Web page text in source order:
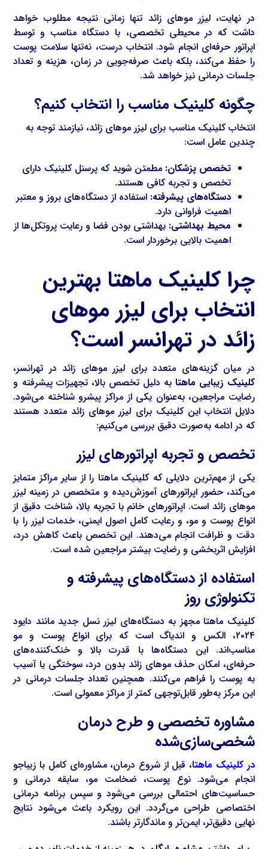
در نهایت، لیزر موهای زائد تنها زمانی نتیجه مطلوب خواهد
داشت که در محیطی تخصصی، با دستگاه مناسب و توسط
اپراتور حرفه‌ای انجام شود. انتخاب درست، نه‌تنها سلامت پوست
را حفظ می‌کند، بلکه باعث صرفه‌جویی در زمان، هزینه و تعداد
جلسات درمانی نیز خواهد شد.
چگونه کلینیک مناسب را انتخاب کنیم؟
انتخاب کلینیک مناسب برای لیزر موهای زائد، نیازمند توجه به
چندین عامل است:
تخصص پزشکان: مطمئن شوید که پرسنل کلینیک دارای
تخصص و تجربه کافی هستند.
دستگاه‌های پیشرفته: استفاده از دستگاه‌های بروز و معتبر
اهمیت فراوانی دارد.
محیط بهداشتی: بهداشتی بودن فضا و رعایت پروتکل‌ها از
اهمیت بالایی برخوردار است.
چرا کلینیک ماهتا بهترین
انتخاب برای لیزر موهای
زائد در تهرانسر است؟
در میان گزینه‌های متعدد برای لیزر موهای زائد در تهرانسر،
کلینیک زیبایی ماهتابه دلیل تخصص بالا، تجهیزات پیشرفته و
رضایت مراجعین، به‌عنوان یکی از مراکز پیشرو شناخته می‌شود.
دلایل انتخاب این کلینیک برای لیزر موهای زائد متعدد هستند
که در ادامه به‌صورت دقیق بررسی می‌کنیم:
تخصص و تجربه اپراتورهای لیزر
یکی از مهم‌ترین دلایلی که کلینیک ماهتا را از سایر مراکز متمایز
می‌کند، حضور اپراتورهای آموزش‌دیده و متخصص در زمینه لیزر
موهای زائد است. اپراتورهای خانم با تجربه بالا، شناخت دقیق از
انواع پوست و مو، و رعایت کامل اصول ایمنی، خدمات لیزر را با
دقت و ظرافت انجام می‌دهند. این تخصص باعث کاهش درد،
افزایش اثربخشی و رضایت بیشتر مراجعین شده است.
استفاده از دستگاه‌های پیشرفته و
تکنولوژی روز
کلینیک ماهتا مجهز به دستگاه‌های لیزر نسل جدید مانند دایود
۲۰۲۴، الکس و اندیاگ است که برای انواع پوست و مو
مناسب‌اند. این دستگاه‌ها با قدرت بالا و خنک‌کننده‌های
حرفه‌ای، امکان حذف موهای زائد بدون درد، سوختگی یا آسیب
به پوست را فراهم می‌کنند. همچنین تعداد جلسات درمانی در
این مرکز به‌طور قابل‌توجهی کمتر از مراکز معمولی است.
مشاوره تخصصی و طرح درمان
شخصی‌سازی‌شده
در کلینیک ماهتا، قبل از شروع درمان، مشاوره‌ای کامل با زیباجو
انجام می‌شود. نوع پوست، ضخامت مو، سابقه درمانی و
حساسیت‌های احتمالی بررسی می‌شود و سپس برنامه درمانی
اختصاصی طراحی می‌گردد. این رویکرد باعث می‌شود نتایج
نهایی دقیق‌تر، ایمن‌تر و ماندگارتر باشند.